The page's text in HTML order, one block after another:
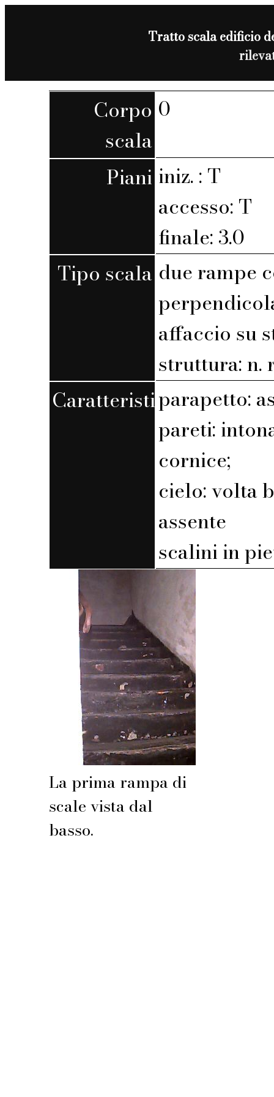
Tratto scala edificio
Corpo
scala
0
Piani iniz. : T
accesso: T
finale: 3.0
Tipo scala due rampe
affaccio su
struttura: n.
Caratteristicheparapetto:
pareti:
cornice;
cielo: volta
assente
scalini in
La prima rampa di
scale vista dal
basso.